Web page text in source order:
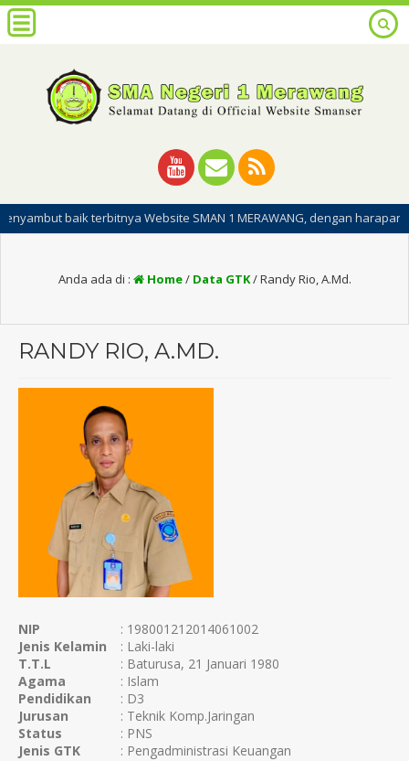
baik terbitnya Website SMAN 1 MERAWANG, dengan harapan
Anda ada di : Home/ Data GTK/Randy Rio, A.Md.
RANDY RIO, A.MD.
NIP
: 198001212014061002
Jenis Kelamin
: Laki-laki
T.T.L
: Baturusa, 21 Januari 1980
Agama
: Islam
Pendidikan
: D3
Jurusan
: Teknik Komp.Jaringan
Status
: PNS
Jenis GTK
: Pengadministrasi Keuangan